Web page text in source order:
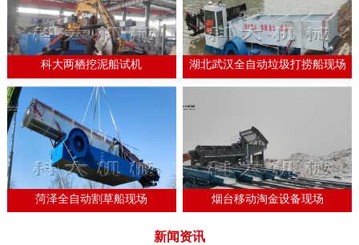
科大两栖挖泥船试机 湖北武汉全自动垃圾打捞船现场
菏泽全自动割草船现场 烟台移动淘金设备现场
新闻资讯